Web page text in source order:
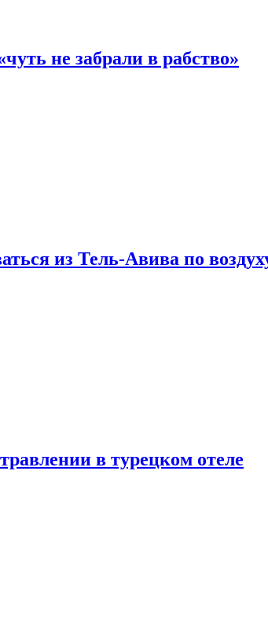
не забрали в рабство»
из Тель-Авива по
в турецком отеле